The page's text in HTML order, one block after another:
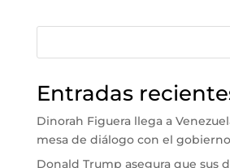
Entradas
Dinorah Figuera llega a
mesa de diálogo con el
Donald Trump asegura que sus